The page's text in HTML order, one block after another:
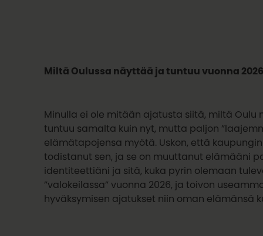
Miltä Oulussa näyttää ja tuntuu vuonna
Minulla ei ole mitään ajatusta siitä, miltä Oulu
tuntuu samalta kuin nyt, mutta paljon
elämätapojensa myötä. Uskon, että
todistanut sen, ja se on muuttanut elämääni
identiteettiäni ja sitä, kuka pyrin olemaan
”valokeilassa” vuonna 2026, ja toivon
hyväksymisen ajatukset niin oman elämänsä